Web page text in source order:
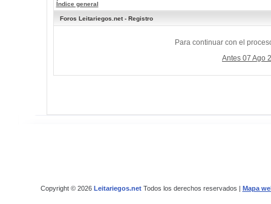
Índice general
Foros Leitariegos.net - Registro
Para continuar con el
Antes 07 Ago
Copyright © 2026 Leitariegos.netTodos los derechos reservados | Mapa